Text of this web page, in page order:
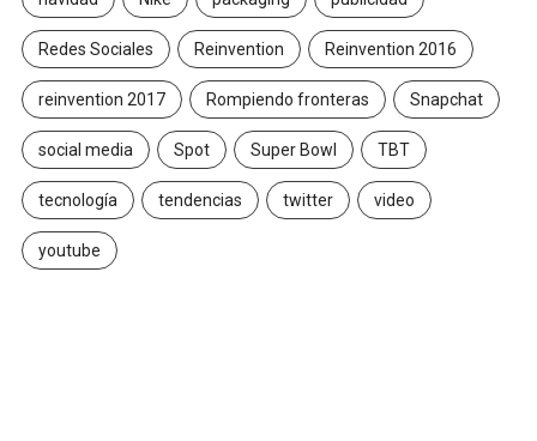
Redes Sociales Reinvention Reinvention 2016
reinvention 2017 Rompiendo fronteras Snapchat
social media Spot Super Bowl TBT
tecnología tendencias twitter video
youtube